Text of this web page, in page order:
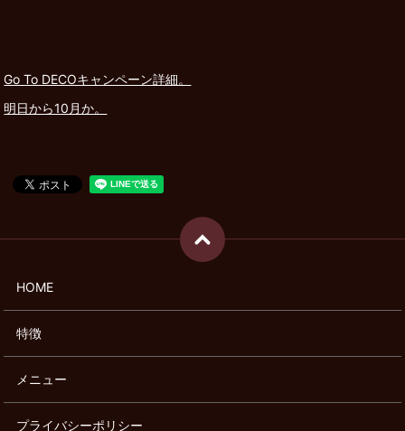
Go To DECOキャンペーン詳細。
明日から10月か。
HOME
特徴
メニュー
プライバシーポリシー